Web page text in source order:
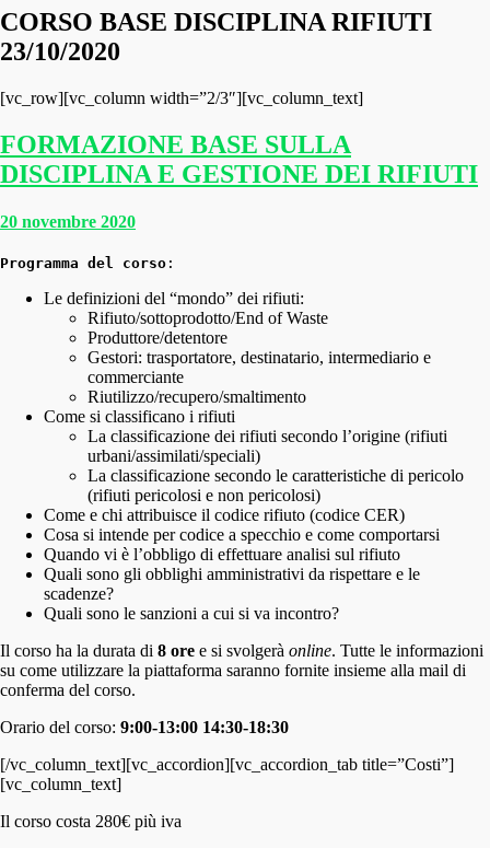
CORSO BASE DISCIPLINA RIFIUTI
23/10/2020
[vc_row][vc_column width=”2/3″][vc_column_text]
FORMAZIONE BASE SULLA
DISCIPLINA E GESTIONE DEI RIFIUTI
20 novembre 2020
Programma del corso :
Le definizioni del “mondo” dei rifiuti:
Rifiuto/sottoprodotto/End of Waste
Produttore/detentore
Gestori: trasportatore, destinatario, intermediario e
commerciante
Riutilizzo/recupero/smaltimento
Come si classificano i rifiuti
La classificazione dei rifiuti secondo l’origine (rifiuti
urbani/assimilati/speciali)
La classificazione secondo le caratteristiche di pericolo
(rifiuti pericolosi e non pericolosi)
Come e chi attribuisce il codice rifiuto (codice CER)
Cosa si intende per codice a specchio e come comportarsi
Quando vi è l’obbligo di effettuare analisi sul rifiuto
Quali sono gli obblighi amministrativi da rispettare e le
scadenze?
Quali sono le sanzioni a cui si va incontro?
Il corso ha la durata di 8 ore e si svolgerà online. Tutte le informazioni
su come utilizzare la piattaforma saranno fornite insieme alla mail di
conferma del corso.
Orario del corso: 9:00-13:00 14:30-18:30
[/vc_column_text][vc_accordion][vc_accordion_tab title=”Costi”]
[vc_column_text]
Il corso costa 280€ più iva